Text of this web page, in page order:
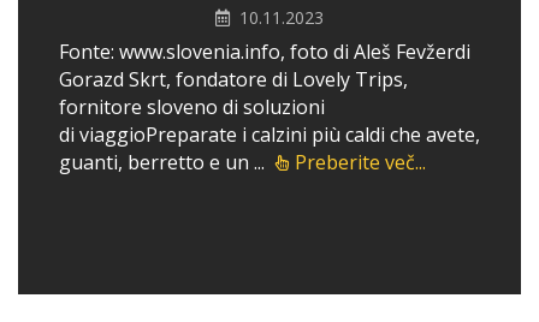
10.11.2023
Fonte: www.slovenia.info, foto di Aleš Fevžerdi
Gorazd Skrt, fondatore di Lovely Trips,
fornitore sloveno di soluzioni
di viaggioPreparate i calzini più caldi che avete,
guanti, berretto e un ...
Preberite več...